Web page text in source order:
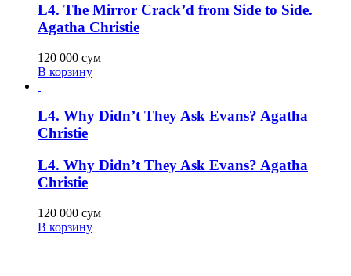
L4. The Mirror Crack’d from Side to Side.
Agatha Christie
120 000 сум
В корзину
L4. Why Didn’t They Ask Evans? Agatha
Christie
L4. Why Didn’t They Ask Evans? Agatha
Christie
120 000 сум
В корзину